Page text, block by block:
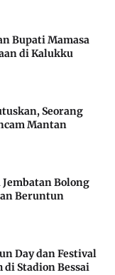
Bupati Mamasa
di Kalukku
Seorang
Mantan
Bolong
Beruntun
Day dan Festival
di Stadion Bessai